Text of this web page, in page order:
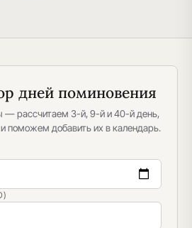
дней поминовения
— рассчитаем 3-й, 9-й и 40-й день,
поможем добавить их в календарь.